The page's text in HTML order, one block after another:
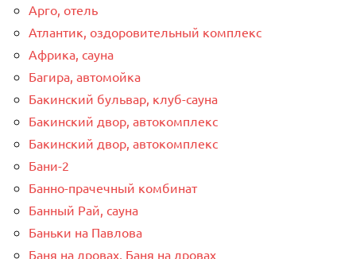
Арго, отель
Атлантик, оздоровительный комплекс
Африка, сауна
Багира, автомойка
Бакинский бульвар, клуб-сауна
Бакинский двор, автокомплекс
Бакинский двор, автокомплекс
Бани-2
Банно-прачечный комбинат
Банный Рай, сауна
Баньки на Павлова
Баня на дровах, Баня на дровах